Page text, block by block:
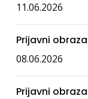
11.06.2026
Prijavni
08.06.2026
Prijavni